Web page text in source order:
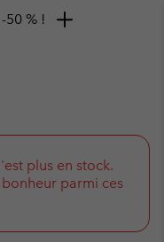
50 % !
plus en stock.
parmi ces